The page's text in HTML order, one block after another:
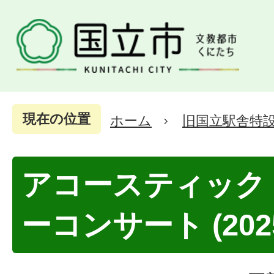
現在の位置 ホーム 旧国立駅舎特
アコースティッ
ーコンサート